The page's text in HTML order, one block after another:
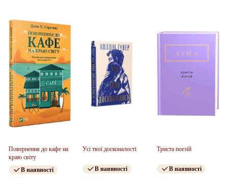
Повернення до кафе на
краю світу
В наявності
Усі твої досконалості
В наявності
Триста поезій
В наявності